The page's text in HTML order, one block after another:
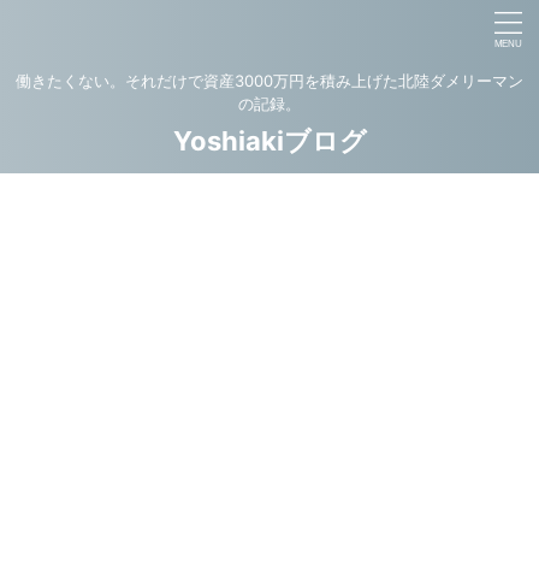
働きたくない。それだけで資産3000万円を積み上げた北陸ダメリーマン
の記録。
Yoshiakiブログ